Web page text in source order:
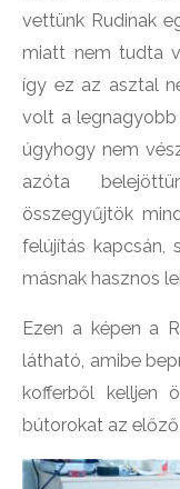
vettünk Rudinak
miatt nem tudta
így ez az asztal
volt a legnagyobb
úgyhogy nem
azóta
összegyűjtök
felújítás kapcsán,
másnak hasznos
Ezen a képen a
látható, amibe
kofferből kelljen
bútorokat az